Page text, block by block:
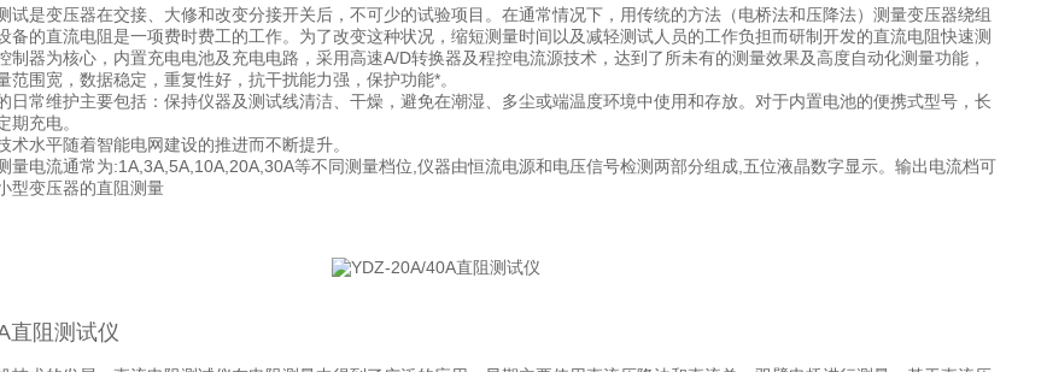
试是变压器在交接、大修和改变分接开关后，不可少的试验项目。在通常情况下，用传统的方法（电桥法和压降法）测量变压器绕组
备的直流电阻是一项费时费工的工作。为了改变这种状况，缩短测量时间以及减轻测试人员的工作负担而研制开发的直流电阻快速测
制器为核心，内置充电电池及充电电路，采用高速A/D转换器及程控电流源技术，达到了所未有的测量效果及高度自动化测量功能，
范围宽，数据稳定，重复性好，抗干扰能力强，保护功能*。
日常维护主要包括：保持仪器及测试线清洁、干燥，避免在潮湿、多尘或端温度环境中使用和存放。对于内置电池的便携式型号，长
期充电。
术水平随着智能电网建设的推进而不断提升。
量电流通常为:1A,3A,5A,10A,20A,30A等不同测量档位,仪器由恒流电源和电压信号检测两部分组成,五位液晶数字显示。输出电流档可
型变压器的直阻测量
直阻测试仪